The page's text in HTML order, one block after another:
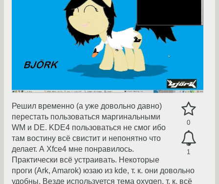
0
1
Решил временно (а уже довольно давно)
перестать пользоваться маргинальными
WM и DE. KDE4 пользоваться не смог ибо
там востину всё свистит и непонятно что
делает. А Xfce4 мне понравилось.
Практически всё устраивать. Некоторые
проги (Ark, Amarok) юзаю из kde, т. к. они довольно
удобны. Везде используется тема oxygen, т. к. всё